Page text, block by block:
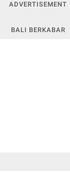
ADVERTISEMENT
BALI BERKABAR